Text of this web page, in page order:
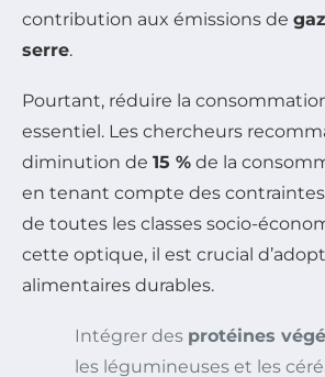
contribution aux émissions de
serre.
Pourtant, réduire la
essentiel. Les chercheurs
diminution de 15 % de la
en tenant compte des
de toutes les classes socio-
cette optique, il est crucial
alimentaires durables.
Intégrer des protéines
les légumineuses et les